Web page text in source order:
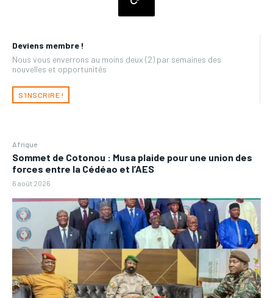
Deviens membre !
Nous vous enverrons au moins deux (2) par semaines des
nouvelles et opportunités
S'INSCRIRE !
Afrique
Sommet de Cotonou : Musa plaide pour une union des
forces entre la Cédéao et l’AES
6 août 2026